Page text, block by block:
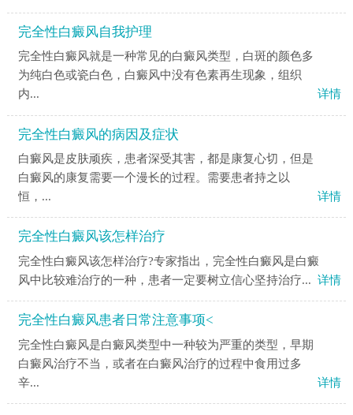
完全性白癜风自我护理
完全性白癜风就是一种常见的白癜风类型，白斑的颜色多
为纯白色或瓷白色，白癜风中没有色素再生现象，组织
内...
详情
完全性白癜风的病因及症状
白癜风是皮肤顽疾，患者深受其害，都是康复心切，但是
白癜风的康复需要一个漫长的过程。需要患者持之以
恒，...
详情
完全性白癜风该怎样治疗
完全性白癜风该怎样治疗?专家指出，完全性白癜风是白癜
风中比较难治疗的一种，患者一定要树立信心坚持治疗... 详情
完全性白癜风患者日常注意事项<
完全性白癜风是白癜风类型中一种较为严重的类型，早期
白癜风治疗不当，或者在白癜风治疗的过程中食用过多
辛...
详情